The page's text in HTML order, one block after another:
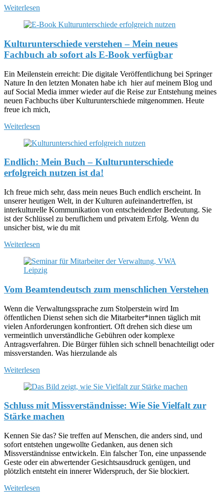
Weiterlesen
Kulturunterschiede verstehen – Mein neues
Fachbuch ab sofort als E-Book verfügbar
Ein Meilenstein erreicht: Die digitale Veröffentlichung bei Springer
Nature In den letzten Monaten habe ich hier auf meinem Blog und
auf Social Media immer wieder auf die Reise zur Entstehung meines
neuen Fachbuchs über Kulturunterschiede mitgenommen. Heute
freue ich mich,
Weiterlesen
Endlich: Mein Buch – Kulturunterschiede
erfolgreich nutzen ist da!
Ich freue mich sehr, dass mein neues Buch endlich erscheint. In
unserer heutigen Welt, in der Kulturen aufeinandertreffen, ist
interkulturelle Kommunikation von entscheidender Bedeutung. Sie
ist der Schlüssel zu beruflichem und privatem Erfolg. Wenn du
unsicher bist, wie du mit
Weiterlesen
Vom Beamtendeutsch zum menschlichen Verstehen
Wenn die Verwaltungssprache zum Stolperstein wird Im
öffentlichen Dienst sehen sich die Mitarbeiter*innen täglich mit
vielen Anforderungen konfrontiert. Oft drehen sich diese um
vermeintlich unverständliche Gebühren oder komplexe
Antragsverfahren. Die Bürger fühlen sich schnell benachteiligt oder
missverstanden. Was hierzulande als
Weiterlesen
Schluss mit Missverständnisse: Wie Sie Vielfalt zur
Stärke machen
Kennen Sie das? Sie treffen auf Menschen, die anders sind, und
sofort entstehen ungewollte Gedanken, aus denen sich
Missverständnisse entwickeln. Ein falscher Ton, eine unpassende
Geste oder ein abwertender Gesichtsausdruck genügen, und
plötzlich entsteht ein innerer Widerspruch, der Sie blockiert.
Weiterlesen